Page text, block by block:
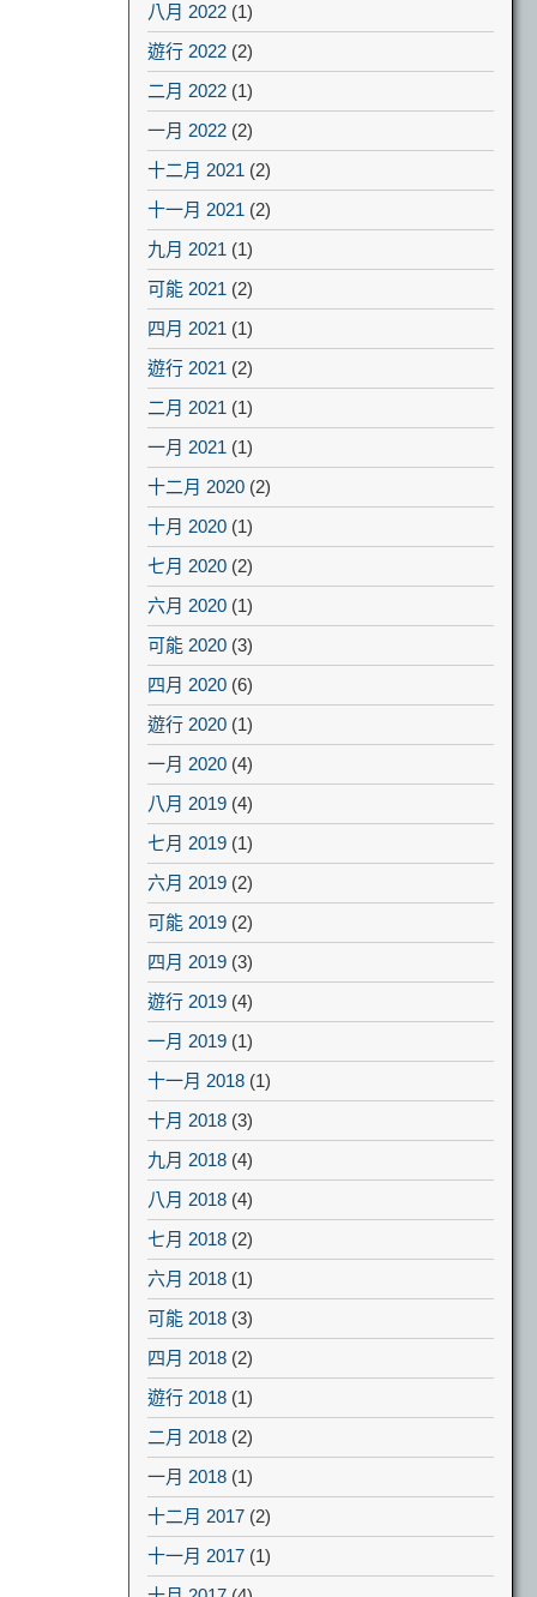
八月 2022 (1)
遊行 2022 (2)
二月 2022 (1)
一月 2022 (2)
十二月 2021 (2)
十一月 2021 (2)
九月 2021 (1)
可能 2021 (2)
四月 2021 (1)
遊行 2021 (2)
二月 2021 (1)
一月 2021 (1)
十二月 2020 (2)
十月 2020 (1)
七月 2020 (2)
六月 2020 (1)
可能 2020 (3)
四月 2020 (6)
遊行 2020 (1)
一月 2020 (4)
八月 2019 (4)
七月 2019 (1)
六月 2019 (2)
可能 2019 (2)
四月 2019 (3)
遊行 2019 (4)
一月 2019 (1)
十一月 2018 (1)
十月 2018 (3)
九月 2018 (4)
八月 2018 (4)
七月 2018 (2)
六月 2018 (1)
可能 2018 (3)
四月 2018 (2)
遊行 2018 (1)
二月 2018 (2)
一月 2018 (1)
十二月 2017 (2)
十一月 2017 (1)